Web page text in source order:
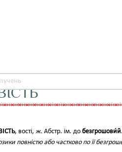
, вості, ж. Абстр. ім. до безгрошови́й
повністю або частково по її